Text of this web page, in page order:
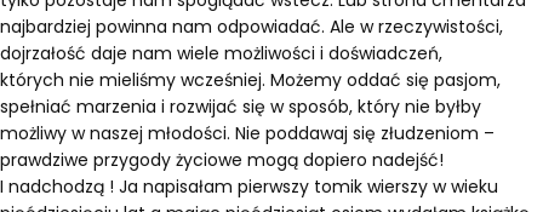
najbardziej powinna nam odpowiadać. Ale w rzeczywistości,
dojrzałość daje nam wiele możliwości i doświadczeń,
których nie mieliśmy wcześniej. Możemy oddać się pasjom,
spełniać marzenia i rozwijać się w sposób, który nie byłby
możliwy w naszej młodości. Nie poddawaj się złudzeniom –
prawdziwe przygody życiowe mogą dopiero nadejść!
I nadchodzą ! Ja napisałam pierwszy tomik wierszy w wieku